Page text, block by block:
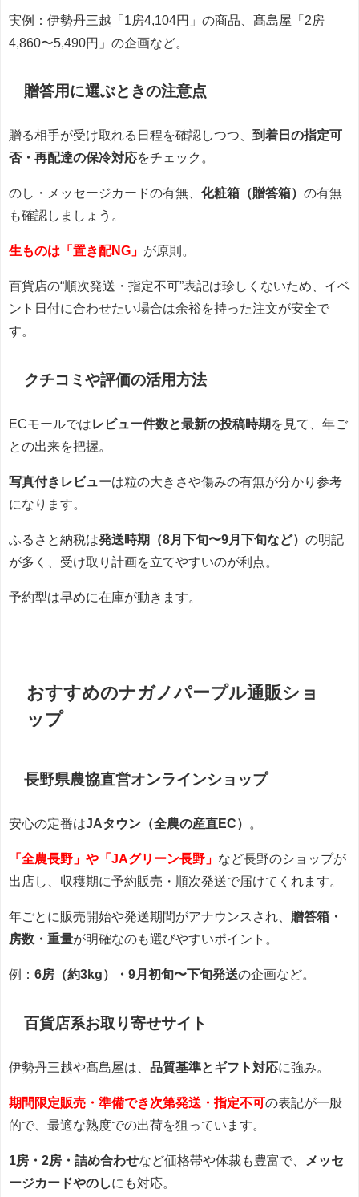
実例：伊勢丹三越「1房4,104円」の商品、髙島屋「2房
4,860〜5,490円」の企画など。
贈答用に選ぶときの注意点
贈る相手が受け取れる日程を確認しつつ、 到着日の指定可
否・再配達の保冷対応をチェック。
のし・メッセージカードの有無、 化粧箱（贈答箱） の有無
も確認しましょう。
生ものは「置き配NG」 が原則。
百貨店の“順次発送・指定不可”表記は珍しくないため、イベ
ント日付に合わせたい場合は余裕を持った注文が安全で
す。
クチコミや評価の活用方法
ECモールではレビュー件数と最新の投稿時期 を見て、年ご
との出来を把握。
写真付きレビューは粒の大きさや傷みの有無が分かり参考
になります。
ふるさと納税は発送時期（8月下旬〜9月下旬など） の明記
が多く、受け取り計画を立てやすいのが利点。
予約型は早めに在庫が動きます。
おすすめのナガノパープル通販ショ
ップ
長野県農協直営オンラインショップ
安心の定番はJAタウン（全農の産直EC）
「全農長野」や「JAグリーン長野」 など長野のショップが
出店し、収穫期に予約販売・順次発送で届けてくれます。
年ごとに販売開始や発送期間がアナウンスされ、
贈答箱・
房数・重量が明確なのも選びやすいポイント。
例： 6房（約3kg）・9月初旬〜下旬発送の企画など。
百貨店系お取り寄せサイト
伊勢丹三越や髙島屋は、 品質基準とギフト対応に強み。
期間限定販売・準備でき次第発送・指定不可の表記が一般
的で、最適な熟度での出荷を狙っています。
1房・2房・詰め合わせなど価格帯や体裁も豊富で、
メッセ
ージカードやのしにも対応。